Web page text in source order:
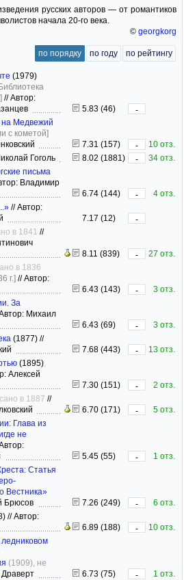
русских авторов — от романтиков
начала 20-го века.
© georgkorg
по порядку по году по рейтингу
(1979)
//Автор:
5.83 (46)
-
на Медвежий
с кометой]
7.31 (157) -
10 отз.
Гоголь 8.02 (1881) -
34 отз.
письма
Владимир
6.74 (144) -
4 отз.
//Автор:
7.17 (12)
-
в 1841 //
8.11 (839) -
27 отз.
в 1836
г.] //Автор:
6.43 (143) -
3 отз.
За
Михаил
6.43 (69) -
3 отз.
(1877) //
7.68 (443) -
13 отз.
(1895)
Алексей
7.30 (151) -
2 отз.
в 1887 //
6.70 (171) -
5 отз.
Глава из
не
5.45 (55) -
1 отз.
Статья
Вестника»
Брюсов 7.26 (249) -
6 отз.
//Автор:
6.89 (188) -
10 отз.
(1909), не
6.73 (75) -
1 отз.